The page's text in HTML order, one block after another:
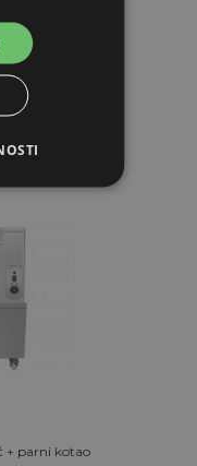
+ parni kotao